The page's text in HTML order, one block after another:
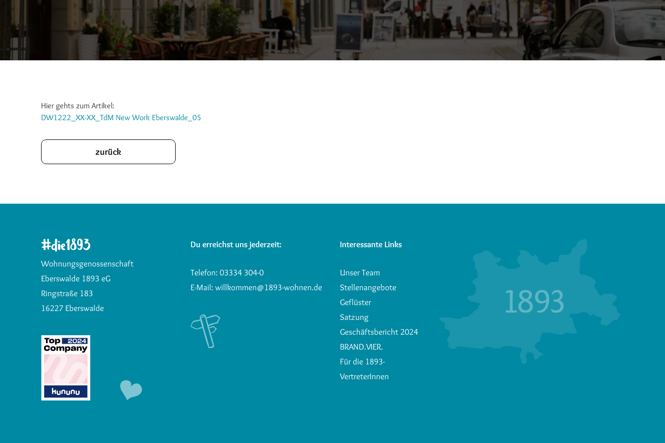
Hier gehts zum Artikel:
DW1222_XX-XX_TdM New Work Eberswalde_05
zurück
Wohnungsgenossenschaft
Eberswalde 1893 eG
Ringstraße 183
16227 Eberswalde
Du erreichst uns jederzeit:
Telefon:03334 304-0
E-Mail:willkommen@1893-wohnen.de
Interessante Links
Unser Team
Stellenangebote
Geflüster
Satzung
Geschäftsbericht 2024
BRAND.VIER.
Für die 1893-
VertreterInnen